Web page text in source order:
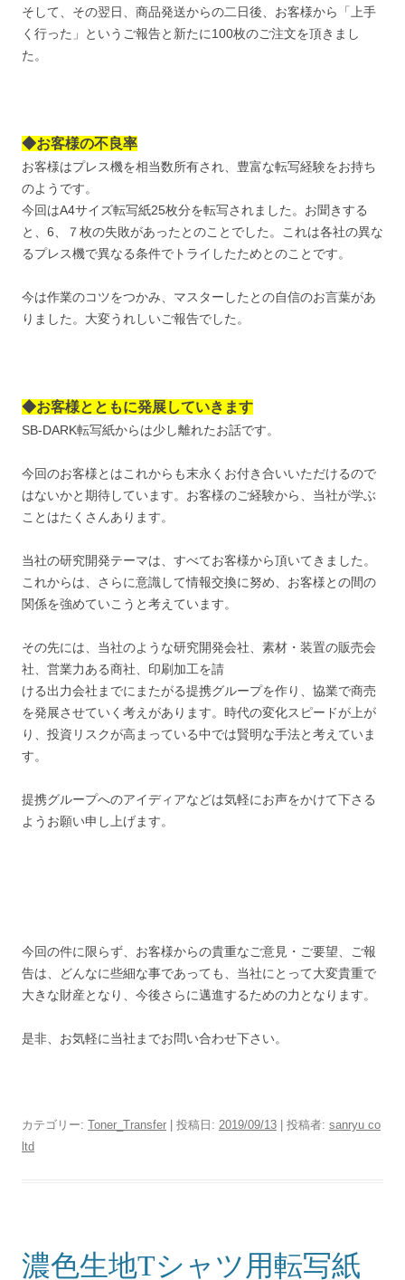
そして、その翌日、商品発送からの二日後、お客様から「上手
く行った」というご報告と新たに100枚のご注文を頂きまし
た。
◆お客様の不良率
お客様はプレス機を相当数所有され、豊富な転写経験をお持ち
のようです。
今回はA4サイズ転写紙25枚分を転写されました。お聞きする
と、6、７枚の失敗があったとのことでした。これは各社の異な
るプレス機で異なる条件でトライしたためとのことです。
今は作業のコツをつかみ、マスターしたとの自信のお言葉があ
りました。大変うれしいご報告でした。
◆お客様とともに発展していきます
SB-DARK転写紙からは少し離れたお話です。
今回のお客様とはこれからも末永くお付き合いいただけるので
はないかと期待しています。お客様のご経験から、当社が学ぶ
ことはたくさんあります。
当社の研究開発テーマは、すべてお客様から頂いてきました。
これからは、さらに意識して情報交換に努め、お客様との間の
関係を強めていこうと考えています。
その先には、当社のような研究開発会社、素材・装置の販売会
社、営業力ある商社、印刷加工を請
ける出力会社までにまたがる提携グループを作り、協業で商売
を発展させていく考えがあります。時代の変化スピードが上が
り、投資リスクが高まっている中では賢明な手法と考えていま
す。
提携グループへのアイディアなどは気軽にお声をかけて下さる
ようお願い申し上げます。
今回の件に限らず、お客様からの貴重なご意見・ご要望、ご報
告は、どんなに些細な事であっても、当社にとって大変貴重で
大きな財産となり、今後さらに邁進するための力となります。
是非、お気軽に当社までお問い合わせ下さい。
カテゴリー: Toner_Transfer | 投稿日: 2019/09/13 投稿者: sanryu co
ltd
濃色生地Tシャツ用転写紙